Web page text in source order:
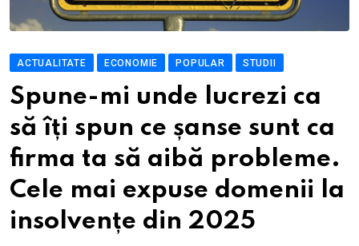
ACTUALITATE ECONOMIE POPULAR STUDII
Spune-mi unde lucrezi ca
să îți spun ce șanse sunt ca
firma ta să aibă probleme.
Cele mai expuse domenii la
insolvențe din 2025